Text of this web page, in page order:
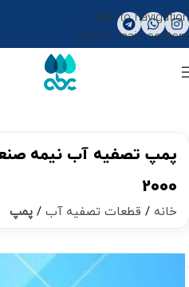
Skip to navigation
Skip to main content
2000
خانه قطعات تصفیه آب پمپ